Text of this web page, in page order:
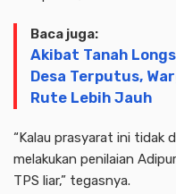
Baca juga:
Akibat Tanah
Desa Terputus,
Rute Lebih Jauh
“Kalau prasyarat ini tidak
melakukan penilaian
TPS liar,” tegasnya.